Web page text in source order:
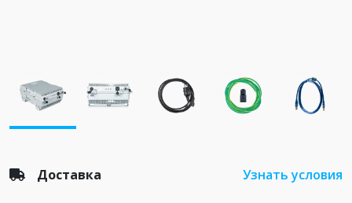
Доставка Узнать условия